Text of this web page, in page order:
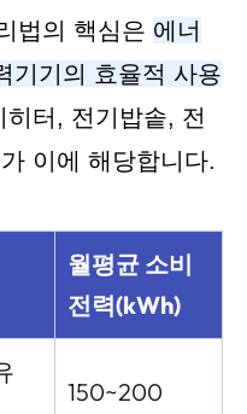
법의 핵심은 에너
기기의 효율적 사용
터, 전기밥솥, 전
이에 해당합니다.
월평균 소비
전력(kWh)
150~200